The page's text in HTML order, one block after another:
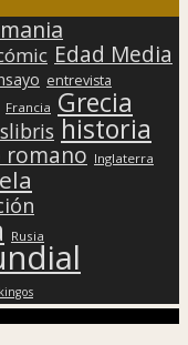
Edad Media
entrevista
Francia Grecia
historia
romano Inglaterra
Rusia